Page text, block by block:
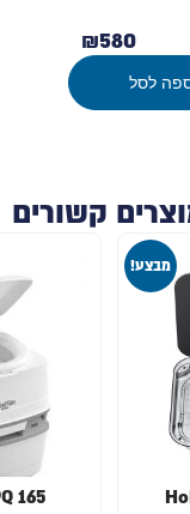
₪580
לסל
קשורים
מבצע!
165